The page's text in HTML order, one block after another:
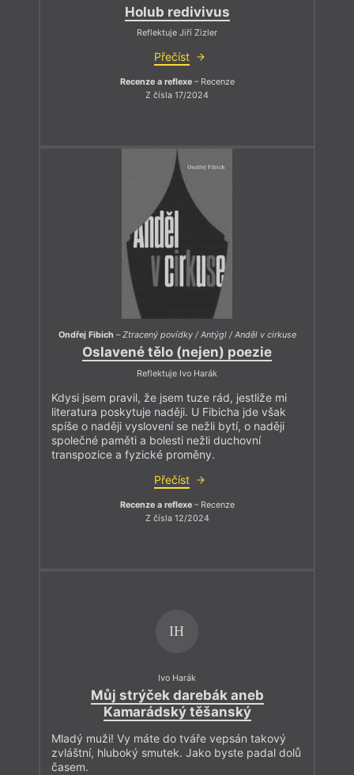
Holub redivivus
Reflektuje Jiří Zizler
Přečíst
Recenze a reflexe– Recenze
Z čísla 17/2024
Ondřej Fibich –Ztracený povídky / Antýgl / Anděl v cirkuse
Oslavené tělo (nejen) poezie
Reflektuje Ivo Harák
Kdysi jsem pravil, že jsem tuze rád, jestliže mi
literatura poskytuje naději. U Fibicha jde však
spíše o naději vyslovení se nežli bytí, o naději
společné paměti a bolesti nežli duchovní
transpozice a fyzické proměny.
Přečíst
Recenze a reflexe– Recenze
Z čísla 12/2024
IH
Ivo Harák
Můj strýček darebák aneb
Kamarádský těšanský
Mladý muži! Vy máte do tváře vepsán takový
zvláštní, hluboký smutek. Jako byste padal dolů
časem.